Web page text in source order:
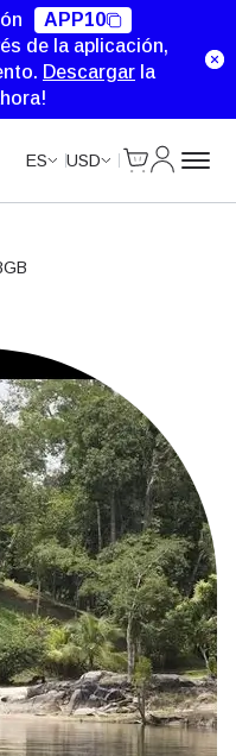
APP10
de la aplicación,
Descargar la
ES USD